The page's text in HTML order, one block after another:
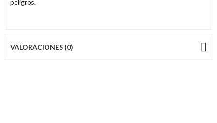
peligros.
VALORACIONES (0)